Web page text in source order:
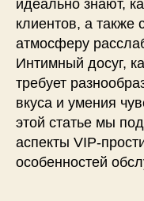
идеально знают,
клиентов, а также
атмосферу
Интимный досуг,
требует
вкуса и умения
этой статье мы
аспекты VIP-
особенностей